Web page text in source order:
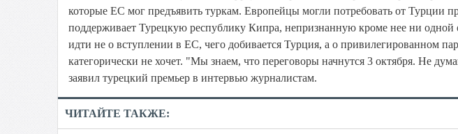
которые ЕС мог предъявить туркам. Европейцы могли потребовать от Турции
поддерживает Турецкую республику Кипра, непризнанную кроме нее ни одной
идти не о вступлении в ЕС, чего добивается Турция, а о привилегированном
категорически не хочет. "Мы знаем, что переговоры начнутся 3 октября. Не
заявил турецкий премьер в интервью журналистам.
ЧИТАЙТЕ ТАКЖЕ: